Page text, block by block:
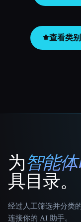
⚜️查看类
That AI
为智能
具目录。
经过人工筛选并分类
连接你的 AI 助手。